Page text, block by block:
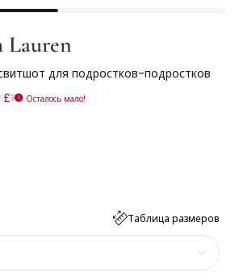
Lauren
для подростков-подростков
£ Осталось мало!
Таблица размеров